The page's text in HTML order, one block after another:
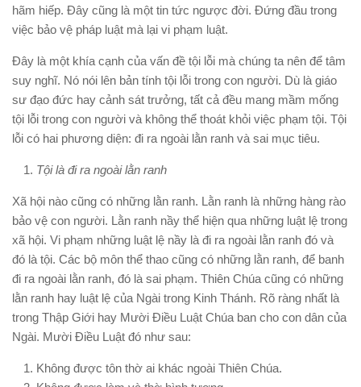
hãm hiếp. Đây cũng là một tin tức ngược đời. Đứng đầu trong
việc bảo vệ pháp luật mà lại vi phạm luật.
Đây là một khía cạnh của vấn đề tội lỗi mà chúng ta nên để tâm
suy nghĩ. Nó nói lên bản tính tội lỗi trong con người. Dù là giáo
sư đạo đức hay cảnh sát trưởng, tất cả đều mang mầm mống
tội lỗi trong con người và không thể thoát khỏi việc phạm tội. Tội
lỗi có hai phương diện: đi ra ngoài lằn ranh và sai mục tiêu.
Tội là đi ra ngoài lằn ranh
Xã hội nào cũng có những lằn ranh. Lằn ranh là những hàng rào
bảo vệ con người. Lằn ranh nầy thể hiện qua những luật lệ trong
xã hội. Vi phạm những luật lệ nầy là đi ra ngoài lằn ranh đó và
đó là tội. Các bộ môn thể thao cũng có những lằn ranh, để banh
đi ra ngoài lằn ranh, đó là sai phạm. Thiên Chúa cũng có những
lằn ranh hay luật lệ của Ngài trong Kinh Thánh. Rõ ràng nhất là
trong Thập Giới hay Mười Điều Luật Chúa ban cho con dân của
Ngài. Mười Điều Luật đó như sau:
Không được tôn thờ ai khác ngoài Thiên Chúa.